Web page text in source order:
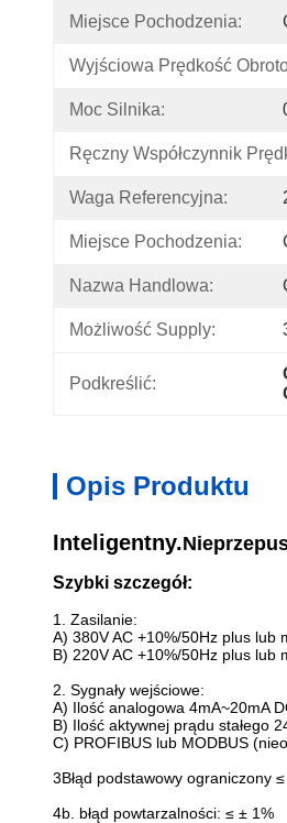
Miejsce Pochodzenia:
Wyjściowa Prędkość
Moc Silnika:
Ręczny Współczynnik
Waga Referencyjna:
Miejsce Pochodzenia:
Nazwa Handlowa:
Możliwość Supply:
Podkreślić:
Opis Produktu
Inteligentny.
Szybki szczegół:
1. Zasilanie:
A) 380V AC +10%/50Hz plus lub
B) 220V AC +10%/50Hz plus lub
2. Sygnały wejściowe:
A) Ilość analogowa 4mA~20mA
B) Ilość aktywnej prądu stałego
C) PROFIBUS lub MODBUS
3Błąd podstawowy ograniczony
4b. błąd powtarzalności: ≤ ± 1%